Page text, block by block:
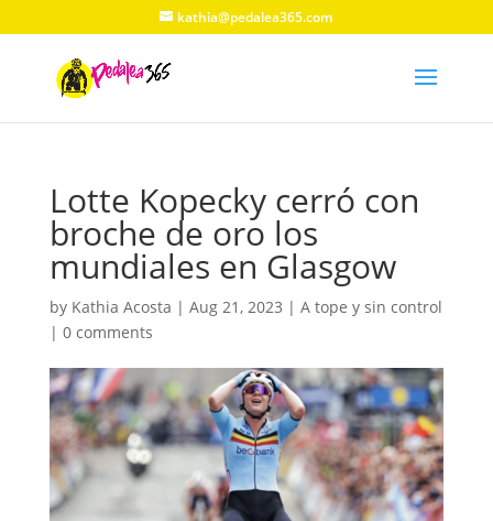
kathia@pedalea365.com
Lotte Kopecky cerró con
broche de oro los
mundiales en Glasgow
by Kathia Acosta | Aug 21, 2023 | A tope y sin control
| 0 comments